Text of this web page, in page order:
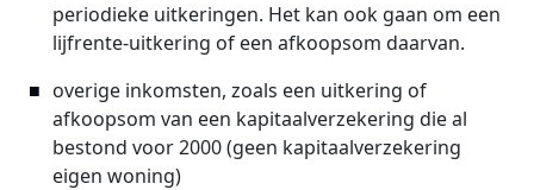
periodieke uitkeringen. Het kan ook gaan om een
lijfrente-uitkering of een afkoopsom daarvan.
overige inkomsten, zoals een uitkering of
afkoopsom van een kapitaalverzekering die al
bestond voor 2000 (geen kapitaalverzekering
eigen woning)